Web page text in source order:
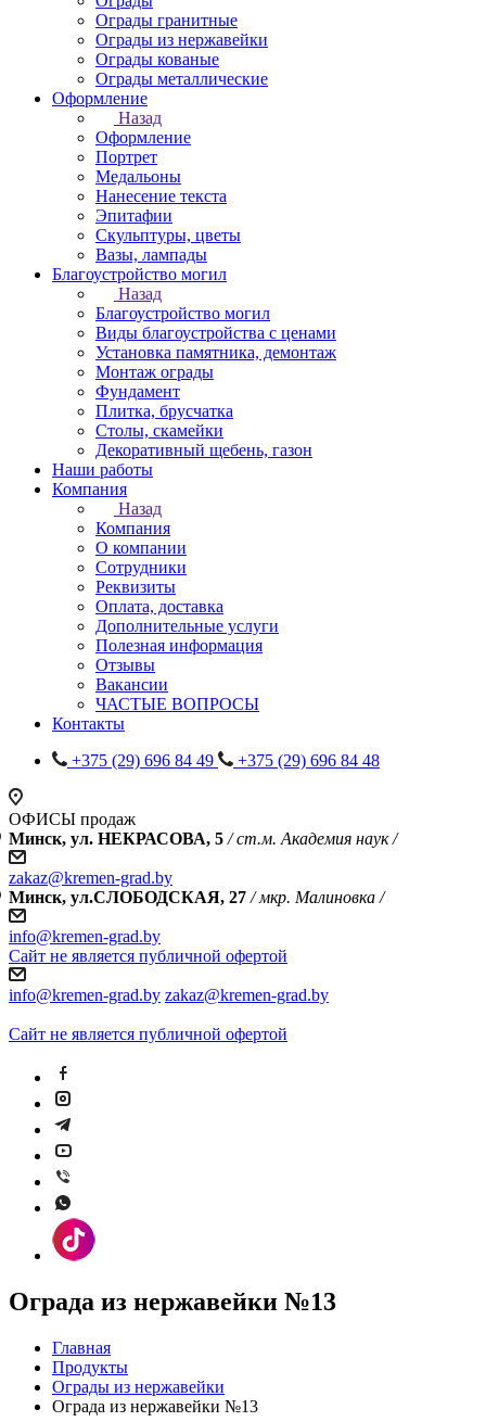
Ограды гранитные
Ограды из нержавейки
Ограды кованые
Ограды металлические
Оформление
Назад
Оформление
Портрет
Медальоны
Нанесение текста
Эпитафии
Скульптуры, цветы
Вазы, лампады
Благоустройство могил
Назад
Благоустройство могил
Виды благоустройства с ценами
Установка памятника, демонтаж
Монтаж ограды
Фундамент
Плитка, брусчатка
Столы, скамейки
Декоративный щебень, газон
Наши работы
Компания
Назад
Компания
О компании
Сотрудники
Реквизиты
Оплата, доставка
Дополнительные услуги
Полезная информация
Отзывы
Вакансии
ЧАСТЫЕ ВОПРОСЫ
Контакты
+375 (29) 696 84 49
+375 (29) 696 84 48
ОФИСЫ продаж
Минск, ул. НЕКРАСОВА, 5 / ст.м. Академия наук /
zakaz@kremen-grad.by
Минск, ул.СЛОБОДСКАЯ, 27 / мкр. Малиновка /
info@kremen-grad.by
Сайт не является публичной офертой
info@kremen-grad.by zakaz@kremen-grad.by
Сайт не является публичной офертой
Ограда из нержавейки №13
Главная
Продукты
Ограды из нержавейки
Ограда из нержавейки №13